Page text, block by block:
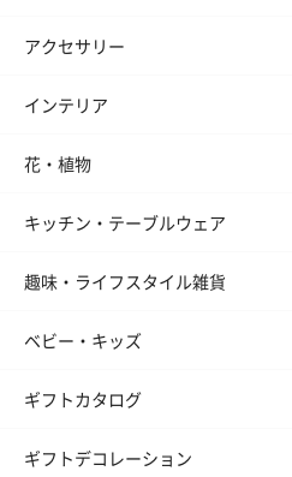
リラックスグッズ
（ブルー）（748円）
アクセサリー
インテリア
花・植物
キッチン・テーブルウェア
趣味・ライフスタイル雑貨
ベビー・キッズ
ギフトカタログ
ギフトデコレーション